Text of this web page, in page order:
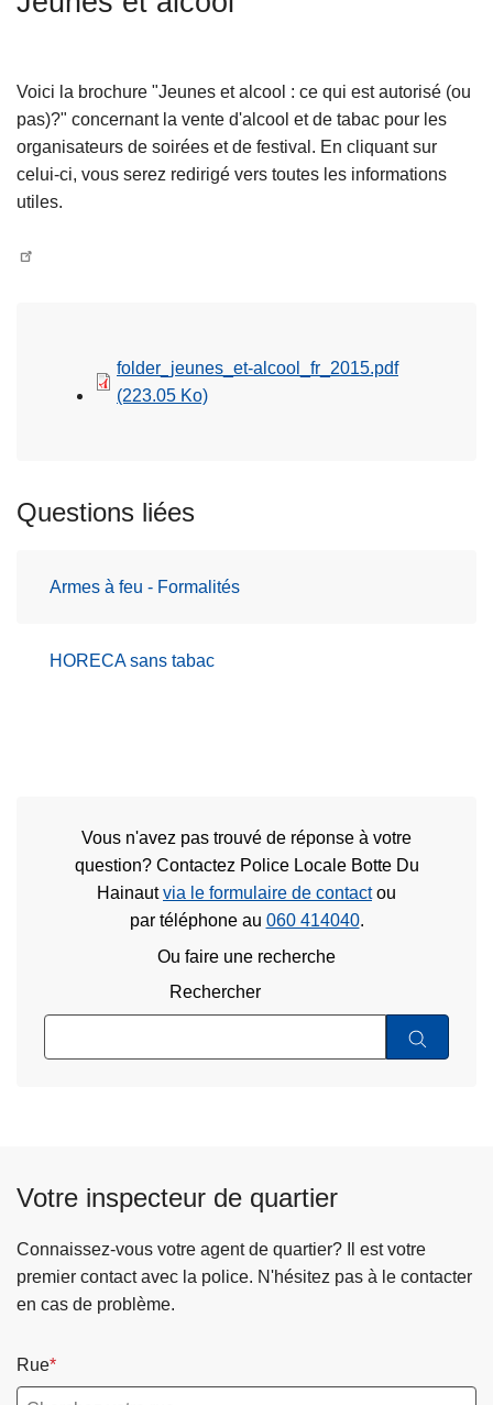
Voici la brochure "Jeunes et alcool : ce qui est autorisé (ou
pas)?" concernant la vente d'alcool et de tabac pour les
organisateurs de soirées et de festival. En cliquant sur
celui-ci, vous serez redirigé vers toutes les informations
utiles.
folder_jeunes_et-alcool_fr_2015.pdf
(223.05 Ko)
Questions liées
Armes à feu - Formalités
HORECA sans tabac
Vous n'avez pas trouvé de réponse à votre
question? Contactez Police Locale Botte Du
Hainautvia le formulaire de contactou
par téléphone au 060 414040.
Ou faire une recherche
Rechercher
Votre inspecteur de quartier
Connaissez-vous votre agent de quartier? Il est votre
premier contact avec la police. N'hésitez pas à le contacter
en cas de problème.
Rue